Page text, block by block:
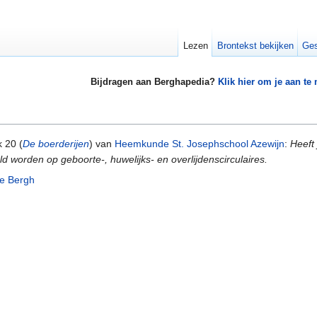
Bijdragen aan Berghapedia? Klik hier om je aan te
20 (De boerderijen) van Heemkunde St. Josephschool Azewijn: Heeft
worden op geboorte-, huwelijks- en overlijdenscirculaires.
Bergh
Lezen Brontekst bekijken